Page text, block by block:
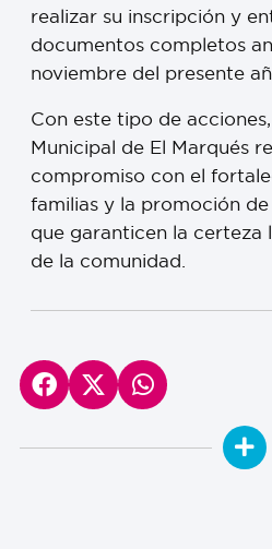
realizar su inscripción y
documentos completos
noviembre del presente
Con este tipo de
Municipal de El Marqués
compromiso con el
familias y la promoción
que garanticen la certeza
de la comunidad.